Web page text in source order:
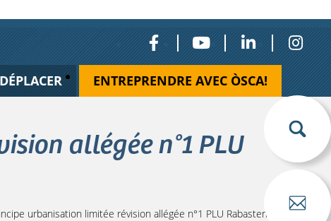
ENTREPRENDRE AVEC ÒSCA!
allégée n°1 PLU
urbanisation limitée révision allégée n°1 PLU Rabastens